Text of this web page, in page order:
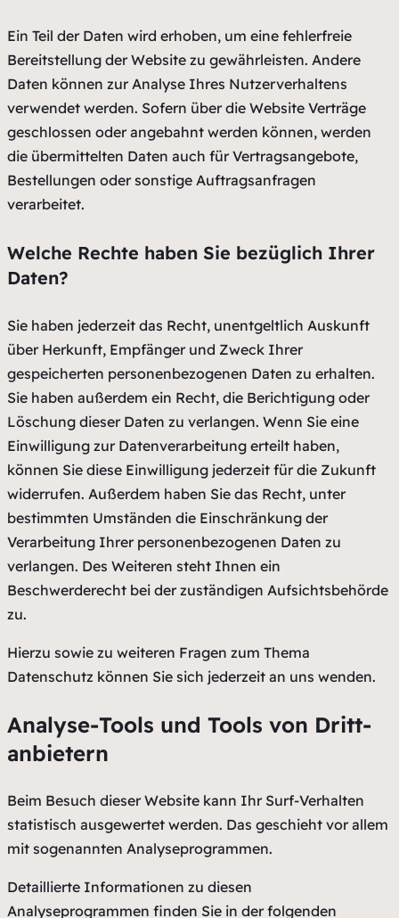
Ein Teil der Daten wird erhoben, um eine fehlerfreie
Bereitstellung der Website zu gewährleisten. Andere
Daten können zur Analyse Ihres Nutzerverhaltens
verwendet werden. Sofern über die Website Verträge
geschlossen oder angebahnt werden können, werden
die übermittelten Daten auch für Vertragsangebote,
Bestellungen oder sonstige Auftragsanfragen
verarbeitet.
Welche Rechte haben Sie bezüglich Ihrer
Daten?
Sie haben jederzeit das Recht, unentgeltlich Auskunft
über Herkunft, Empfänger und Zweck Ihrer
gespeicherten personenbezogenen Daten zu erhalten.
Sie haben außerdem ein Recht, die Berichtigung oder
Löschung dieser Daten zu verlangen. Wenn Sie eine
Einwilligung zur Datenverarbeitung erteilt haben,
können Sie diese Einwilligung jederzeit für die Zukunft
widerrufen. Außerdem haben Sie das Recht, unter
bestimmten Umständen die Einschränkung der
Verarbeitung Ihrer personenbezogenen Daten zu
verlangen. Des Weiteren steht Ihnen ein
Beschwerderecht bei der zuständigen Aufsichtsbehörde
zu.
Hierzu sowie zu weiteren Fragen zum Thema
Datenschutz können Sie sich jederzeit an uns wenden.
Analyse-Tools und Tools von Dritt­
anbietern
Beim Besuch dieser Website kann Ihr Surf-Verhalten
statistisch ausgewertet werden. Das geschieht vor allem
mit sogenannten Analyseprogrammen.
Detaillierte Informationen zu diesen
Analyseprogrammen finden Sie in der folgenden